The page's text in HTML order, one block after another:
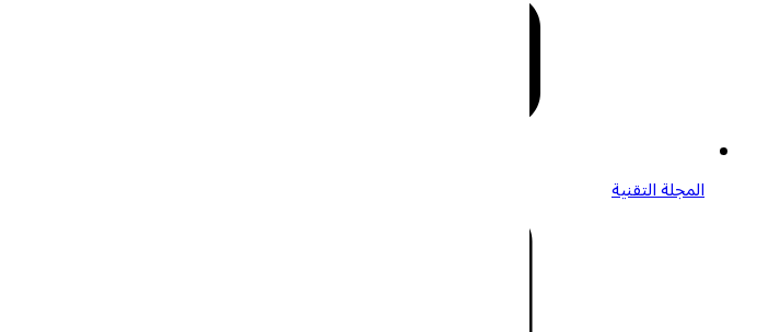
المجلة التقنية